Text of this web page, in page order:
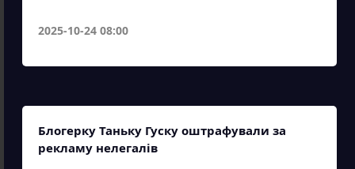
2025-10-24 08:00
Блогерку Таньку Гуску оштрафували за
рекламу нелегалів